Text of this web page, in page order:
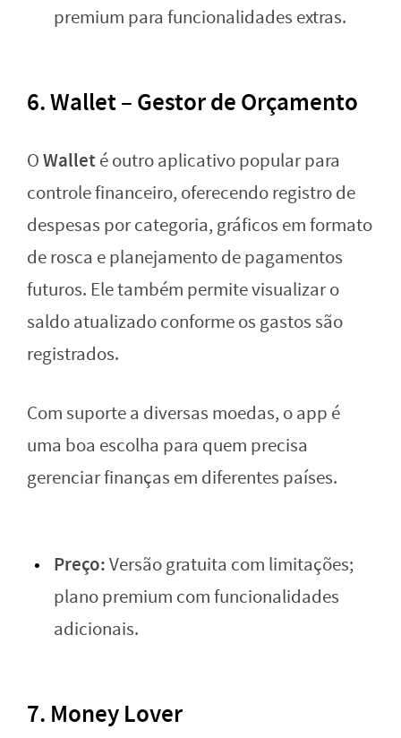
premium para funcionalidades extras.
6. Wallet – Gestor de Orçamento
OWallet é outro aplicativo popular para
controle financeiro, oferecendo registro de
despesas por categoria, gráficos em formato
de rosca e planejamento de pagamentos
futuros. Ele também permite visualizar o
saldo atualizado conforme os gastos são
registrados.
Com suporte a diversas moedas, o app é
uma boa escolha para quem precisa
gerenciar finanças em diferentes países.
Preço:Versão gratuita com limitações;
plano premium com funcionalidades
adicionais.
7. Money Lover